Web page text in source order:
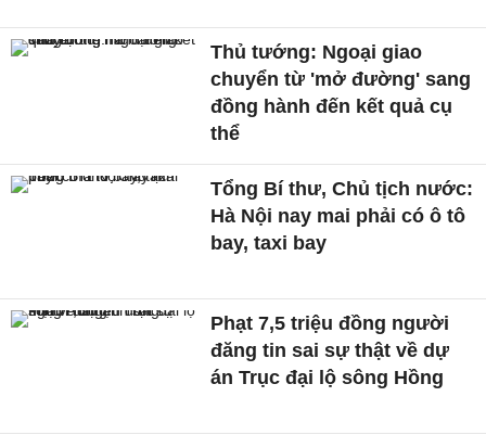
Thủ tướng: Ngoại giao
chuyển từ 'mở đường' sang
đồng hành đến kết quả cụ
thể
Tổng Bí thư, Chủ tịch nước:
Hà Nội nay mai phải có ô tô
bay, taxi bay
Phạt 7,5 triệu đồng người
đăng tin sai sự thật về dự
án Trục đại lộ sông Hồng